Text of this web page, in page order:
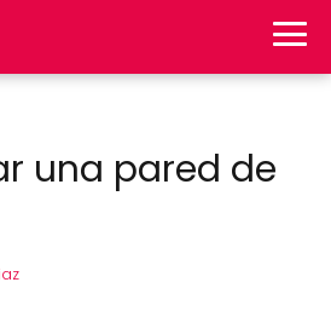
una pared de